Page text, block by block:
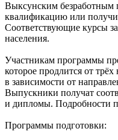
Выксунским безработным
квалификацию или
Соответствующие курсы
населения.
Участникам программы
которое продлится от трёх
в зависимости от
Выпускники получат
и дипломы. Подробности
Программы подготовки: